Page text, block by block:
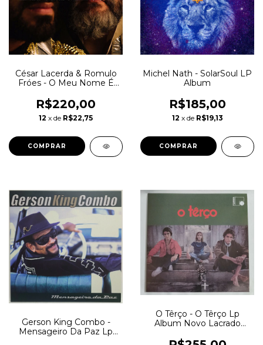
César Lacerda & Romulo
Fróes - O Meu Nome É
Novo Lacrado
R$220,00
12 x de R$22,75
Michel Nath - SolarSoul LP
Album
R$185,00
12 x de R$19,13
Gerson King Combo -
Mensageiro Da Paz Lp
O Têrço - O Têrço Lp
Album Novo Lacrado